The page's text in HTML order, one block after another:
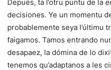
Depués, ta l’otru puntu de la
decisiones. Ye un momentu
probablemente seya l’últimu
faigamos. Tamos entrando
desapaez, la dómina de lo
tenemos qu’adaptanos a les